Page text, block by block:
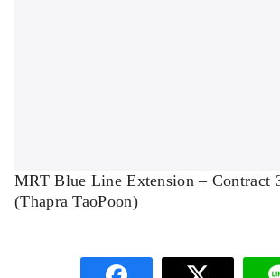
MRT Blue Line Extension – Contract
(Thapra TaoPoon)